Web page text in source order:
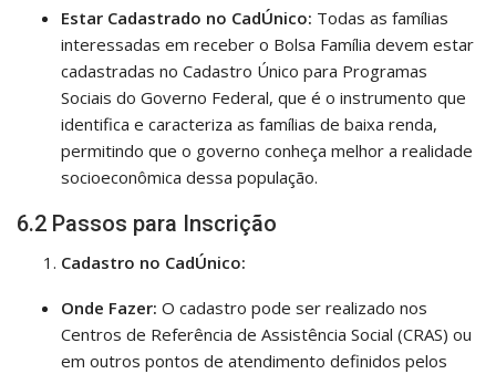
Estar Cadastrado no CadÚnico: Todas as famílias
interessadas em receber o Bolsa Família devem estar
cadastradas no Cadastro Único para Programas
Sociais do Governo Federal, que é o instrumento que
identifica e caracteriza as famílias de baixa renda,
permitindo que o governo conheça melhor a realidade
socioeconômica dessa população.
6.2 Passos para Inscrição
Cadastro no CadÚnico:
Onde Fazer: O cadastro pode ser realizado nos
Centros de Referência de Assistência Social (CRAS) ou
em outros pontos de atendimento definidos pelos